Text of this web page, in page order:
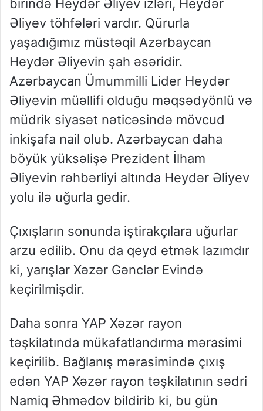
birində Heydər Əliyev izləri, Heydər
Əliyev töhfələri vardır. Qürurla
yaşadığımız müstəqil Azərbaycan
Heydər Əliyevin şah əsəridir.
Azərbaycan Ümummilli Lider Heydər
Əliyevin müəllifi olduğu məqsədyönlü və
müdrik siyasət nəticəsində mövcud
inkişafa nail olub. Azərbaycan daha
böyük yüksəlişə Prezident İlham
Əliyevin rəhbərliyi altında Heydər Əliyev
yolu ilə uğurla gedir.
Çıxışların sonunda iştirakçılara uğurlar
arzu edilib. Onu da qeyd etmək lazımdır
ki, yarışlar Xəzər Gənclər Evində
keçirilmişdir.
Daha sonra YAP Xəzər rayon
təşkilatında mükafatlandırma mərasimi
keçirilib. Bağlanış mərasimində çıxış
edən YAP Xəzər rayon təşkilatının sədri
Namiq Əhmədov bildirib ki, bu gün